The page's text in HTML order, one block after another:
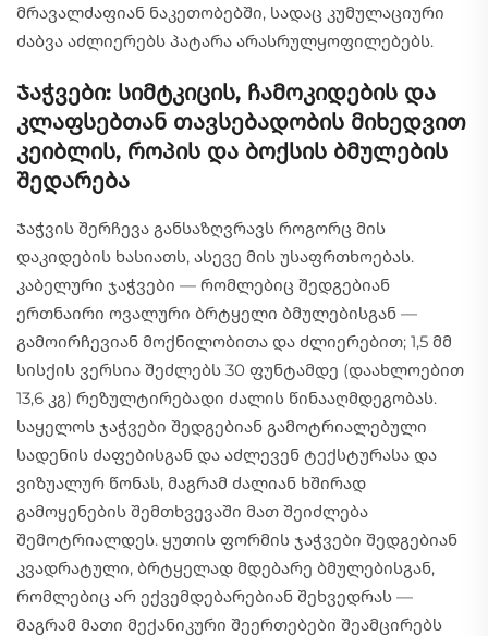
მრავალძაფიან ნაკეთობებში, სადაც კუმულაციური
ძაბვა აძლიერებს პატარა არასრულყოფილებებს.
Ჯაჭვები: სიმტკიცის, ჩამოკიდების და
კლაფსებთან თავსებადობის მიხედვით
კეიბლის, როპის და ბოქსის ბმულების
შედარება
Ჯაჭვის შერჩევა განსაზღვრავს როგორც მის
დაკიდების ხასიათს, ასევე მის უსაფრთხოებას.
კაბელური ჯაჭვები — რომლებიც შედგებიან
ერთნაირი ოვალური ბრტყელი ბმულებისგან —
გამოირჩევიან მოქნილობითა და ძლიერებით; 1,5 მმ
სისქის ვერსია შეძლებს 30 ფუნტამდე (დაახლოებით
13,6 კგ) რეზულტირებადი ძალის წინააღმდეგობას.
საყელოს ჯაჭვები შედგებიან გამოტრიალებული
სადენის ძაფებისგან და აძლევენ ტექსტურასა და
ვიზუალურ წონას, მაგრამ ძალიან ხშირად
გამოყენების შემთხვევაში მათ შეიძლება
შემოტრიალდეს. ყუთის ფორმის ჯაჭვები შედგებიან
კვადრატული, ბრტყელად მდებარე ბმულებისგან,
რომლებიც არ ექვემდებარებიან შეხვედრას —
მაგრამ მათი მექანიკური შეერთებები შეამცირებს